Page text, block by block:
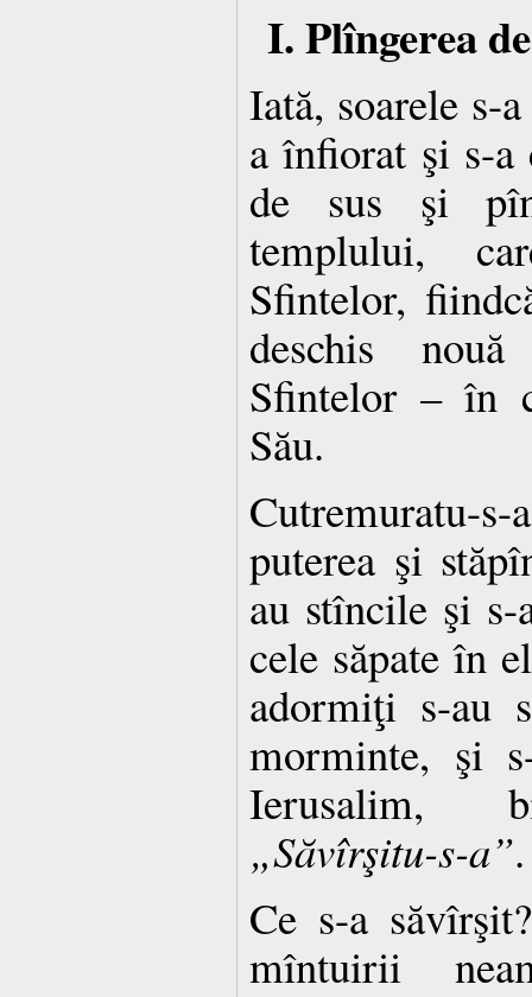
I. Plîngerea
Iată, soarele s-
a înfiorat şi s-a
de sus şi
templului,
Sfintelor,
deschis
Sfintelor – în
Său.
Cutremuratu-
puterea şi
au stîncile şi s-
cele săpate în
adormiţi s-au
morminte, şi
Ierusalim,
„Săvîrşitu-s-a”.
Ce s-a
mîntuirii